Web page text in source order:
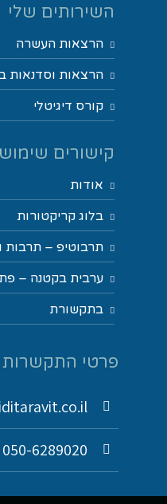
השירותים שלי
הרצאות העשרה
הרצאות וסדנאות
קורס דיגיטלי
קישורים
אודות
בלוג קריקטורות
תרבוטיפ – תרבות
ערבית בקטנה –
בתקשורת
פרטי התקשרות
050-6289020